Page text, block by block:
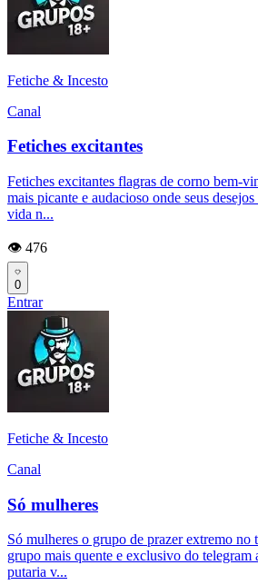
Fetiche & Incesto
Canal
Fetiches excitantes
Fetiches excitantes flagras de corno bem-
mais picante e audacioso onde seus
vida n...
👁️ 476
0
Entrar
Fetiche & Incesto
Canal
Só mulheres
Só mulheres o grupo de prazer extremo no
grupo mais quente e exclusivo do telegram
putaria v...